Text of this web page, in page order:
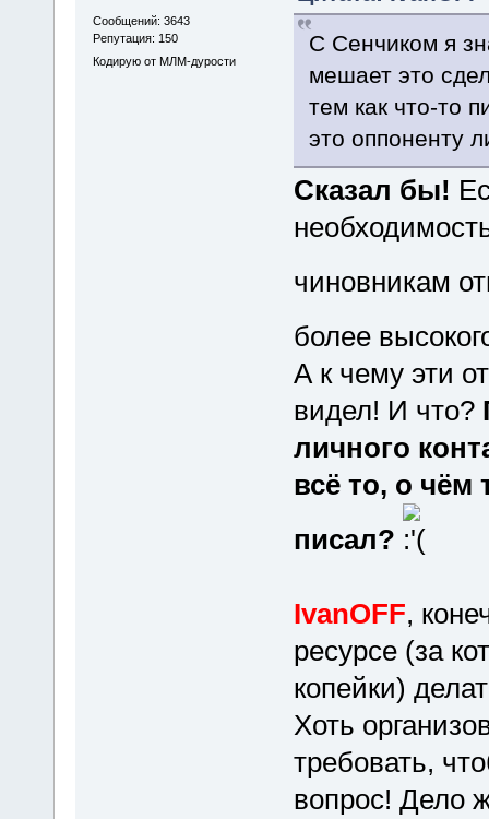
Сообщений: 3643
Репутация: 150
Кодирую от МЛМ-дурости
С Сенчиком я
мешает это
тем как что-то
это оппоненту
Сказал бы!
чиновникам
более
А к чему эти
видел! И что?
личного
всё то, о чём
писал?
IvanOFF,
ресурсе (за
копейки)
Хоть
требовать,
вопрос! Дело